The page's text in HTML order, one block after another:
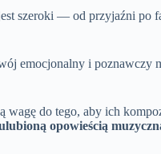
szeroki — od przyjaźni po
emocjonalny i poznawczy
wagę do tego, aby ich
opowieścią